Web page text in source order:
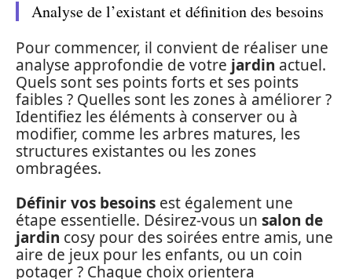
Analyse de l’existant et définition des besoins
Pour commencer, il convient de réaliser une
analyse approfondie de votre jardin actuel.
Quels sont ses points forts et ses points
faibles ? Quelles sont les zones à améliorer ?
Identifiez les éléments à conserver ou à
modifier, comme les arbres matures, les
structures existantes ou les zones
ombragées.
Définir vos besoins est également une
étape essentielle. Désirez-vous un salon de
jardin cosy pour des soirées entre amis, une
aire de jeux pour les enfants, ou un coin
potager ? Chaque choix orientera